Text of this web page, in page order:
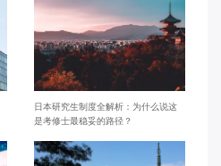
日本研究生制度全解析：为什么说这
是考修士最稳妥的路径？